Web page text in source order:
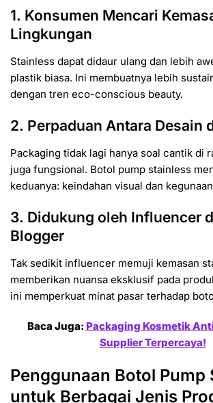
1. Konsumen Mencari
Lingkungan
Stainless dapat didaur ulang dan lebih
plastik biasa. Ini membuatnya lebih
dengan tren eco-conscious beauty.
2. Perpaduan Antara Desain
Packaging tidak lagi hanya soal cantik di
juga fungsional. Botol pump stainless
keduanya: keindahan visual dan
3. Didukung oleh Influencer
Blogger
Tak sedikit influencer memuji kemasan
memberikan nuansa eksklusif pada
ini memperkuat minat pasar terhadap
Baca Juga: Packaging Kosmetik
Supplier Terpercaya!
Penggunaan Botol Pump
untuk Berbagai Jenis